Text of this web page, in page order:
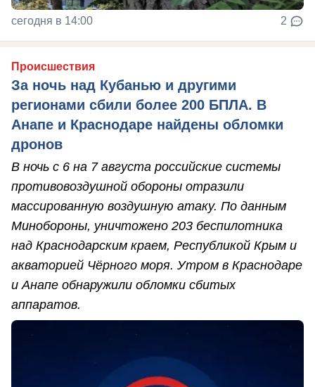
сегодня в 14:00 2
Происшествия
За ночь над Кубанью и другими
регионами сбили более 200 БПЛА. В
Анапе и Краснодаре найдены обломки
дронов
В ночь с 6 на 7 августа российские системы
противовоздушной обороны отразили
массированную воздушную атаку. По данным
Минобороны, уничтожено 203 беспилотника
над Краснодарским краем, Республикой Крым и
акваторией Чёрного моря. Утром в Краснодаре
и Анапе обнаружили обломки сбитых
аппаратов.